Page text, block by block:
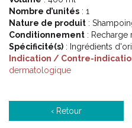
Nombre d’unités : 1
Nature de produit :
Conditionnement : Recharge
Spécificité(s) : Ingrédients
Indication / Contre-
dermatologique
‹ Retour